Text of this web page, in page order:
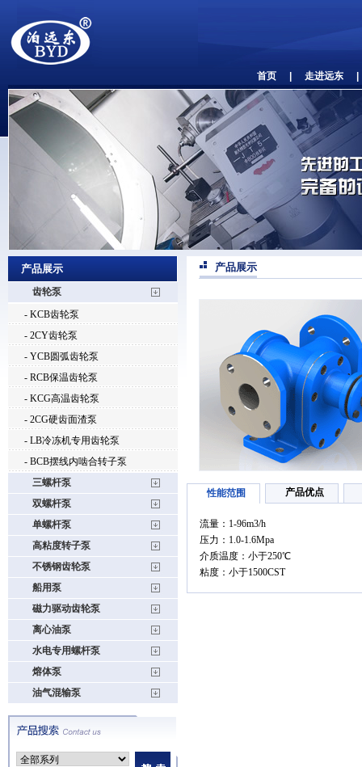
首页 走进远东
产品展示
齿轮泵
- KCB齿轮泵
- 2CY齿轮泵
- YCB圆弧齿轮泵
- RCB保温齿轮泵
- KCG高温齿轮泵
- 2CG硬齿面渣泵
- LB冷冻机专用齿轮泵
- BCB摆线内啮合转子泵
三螺杆泵
双螺杆泵
单螺杆泵
高粘度转子泵
不锈钢齿轮泵
船用泵
磁力驱动齿轮泵
离心油泵
水电专用螺杆泵
熔体泵
油气混输泵
产品展示
性能范围 产品优点
流量：1-96m3/h
压力：1.0-1.6Mpa
介质温度：小于250℃
粘度：小于1500CST